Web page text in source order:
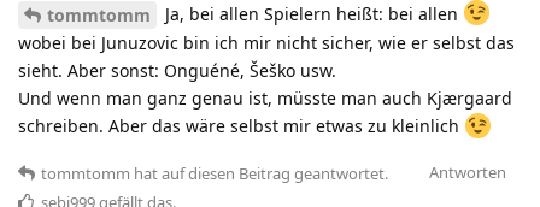
tommtomm
Ja, bei allen Spielern heißt: bei allen
wobei bei Junuzovic bin ich mir nicht sicher, wie er selbst das
sieht. Aber sonst: Onguéné, Šeško usw.
Und wenn man ganz genau ist, müsste man auch Kjærgaard
schreiben. Aber das wäre selbst mir etwas zu kleinlich
Antworten
tommtomm hatauf diesen Beitrag geantwortet.